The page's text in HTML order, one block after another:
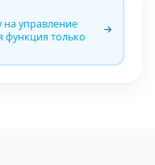
на управление
функция только